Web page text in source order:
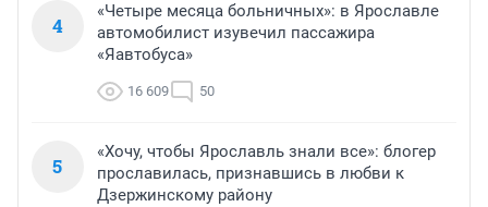
4
«Четыре месяца больничных»: в Ярославле
автомобилист изувечил пассажира
«Яавтобуса»
16 609 50
5
«Хочу, чтобы Ярославль знали все»: блогер
прославилась, признавшись в любви к
Дзержинскому району